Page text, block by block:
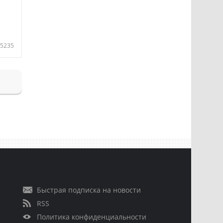
5235
Быстрая подписка на новости
RSS
Политика конфиденциальности